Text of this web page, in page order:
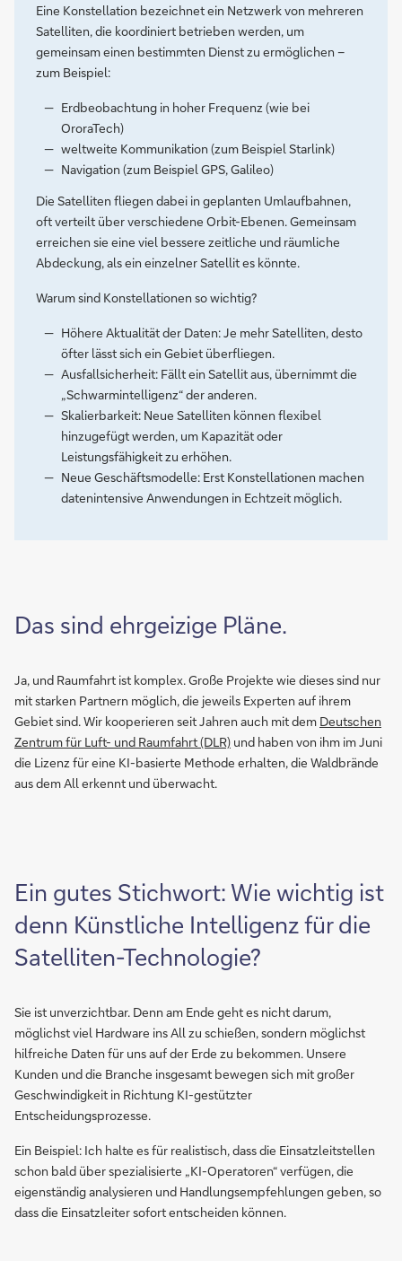
Eine Konstellation bezeichnet ein Netzwerk von mehreren
Satelliten, die koordiniert betrieben werden, um
gemeinsam einen bestimmten Dienst zu ermöglichen –
zum Beispiel:
Erdbeobachtung in hoher Frequenz (wie bei
OroraTech)
weltweite Kommunikation (zum Beispiel Starlink)
Navigation (zum Beispiel GPS, Galileo)
Die Satelliten fliegen dabei in geplanten Umlaufbahnen,
oft verteilt über verschiedene Orbit-Ebenen. Gemeinsam
erreichen sie eine viel bessere zeitliche und räumliche
Abdeckung, als ein einzelner Satellit es könnte.
Warum sind Konstellationen so wichtig?
Höhere Aktualität der Daten: Je mehr Satelliten, desto
öfter lässt sich ein Gebiet überfliegen.
Ausfallsicherheit: Fällt ein Satellit aus, übernimmt die
„Schwarmintelligenz“ der anderen.
Skalierbarkeit: Neue Satelliten können flexibel
hinzugefügt werden, um Kapazität oder
Leistungsfähigkeit zu erhöhen.
Neue Geschäftsmodelle: Erst Konstellationen machen
datenintensive Anwendungen in Echtzeit möglich.
Das sind ehrgeizige Pläne.
Ja, und Raumfahrt ist komplex. Große Projekte wie dieses sind nur
mit starken Partnern möglich, die jeweils Experten auf ihrem
Gebiet sind. Wir kooperieren seit Jahren auch mit dem Deutschen
Zentrum für Luft- und Raumfahrt (DLR) und haben von ihm im Juni
die Lizenz für eine KI-basierte Methode erhalten, die Waldbrände
aus dem All erkennt und überwacht.
Ein gutes Stichwort: Wie wichtig ist
denn Künstliche Intelligenz für die
Satelliten-Technologie?
Sie ist unverzichtbar. Denn am Ende geht es nicht darum,
möglichst viel Hardware ins All zu schießen, sondern möglichst
hilfreiche Daten für uns auf der Erde zu bekommen. Unsere
Kunden und die Branche insgesamt bewegen sich mit großer
Geschwindigkeit in Richtung KI-gestützter
Entscheidungsprozesse.
Ein Beispiel: Ich halte es für realistisch, dass die Einsatzleitstellen
schon bald über spezialisierte „KI-Operatoren“ verfügen, die
eigenständig analysieren und Handlungsempfehlungen geben, so
dass die Einsatzleiter sofort entscheiden können.